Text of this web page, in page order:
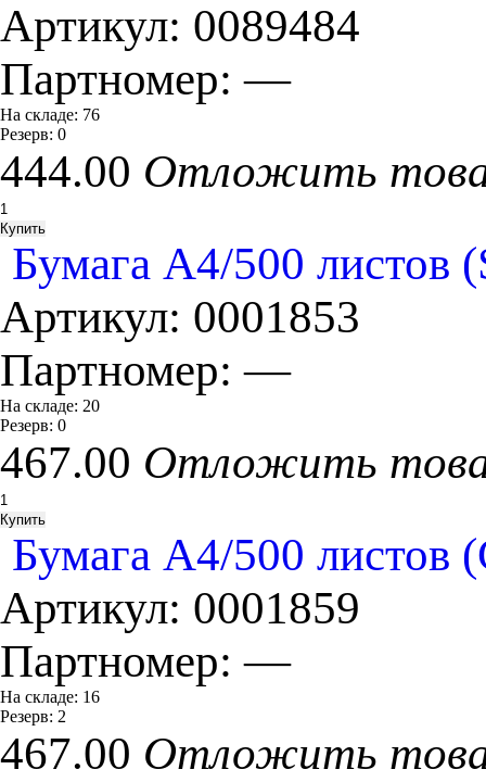
Артикул: 0089484
Партномер:—
На складе: 76
Резерв: 0
444.00 Отложить
Бумага А4/500 листов
Артикул: 0001853
Партномер:—
На складе: 20
Резерв: 0
467.00 Отложить
Бумага А4/500 листов
Артикул: 0001859
Партномер:—
На складе: 16
Резерв: 2
467.00 Отложить